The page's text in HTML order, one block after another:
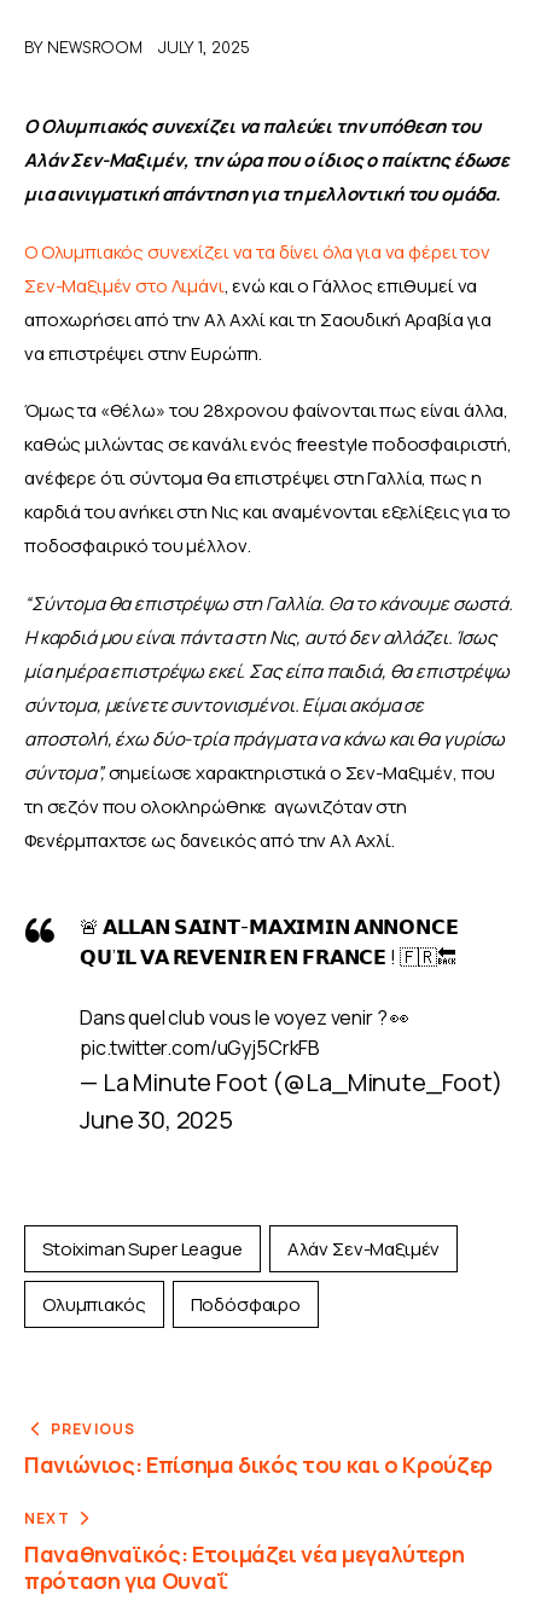
ΑΦΙΕΡΩΜΑΤΑ
MEET THE TEAM
BY NEWSROOM JULY 1, 2025
Ο Ολυμπιακός συνεχίζει να παλεύει την υπόθεση του
Αλάν Σεν-Μαξιμέν, την ώρα που ο ίδιος ο παίκτης έδωσε
μια αινιγματική απάντηση για τη μελλοντική του ομάδα.
Ο Ολυμπιακός συνεχίζει να τα δίνει όλα για να φέρει τον
Σεν-Μαξιμέν στο Λιμάνι, ενώ και ο Γάλλος επιθυμεί να
αποχωρήσει από την Αλ Αχλί και τη Σαουδική Αραβία για
να επιστρέψει στην Ευρώπη.
Όμως τα «θέλω» του 28χρονου φαίνονται πως είναι άλλα,
καθώς μιλώντας σε κανάλι ενός freestyle ποδοσφαιριστή,
ανέφερε ότι σύντομα θα επιστρέψει στη Γαλλία, πως η
καρδιά του ανήκει στη Νις και αναμένονται εξελίξεις για το
ποδοσφαιρικό του μέλλον.
“Σύντομα θα επιστρέψω στη Γαλλία. Θα το κάνουμε σωστά.
Η καρδιά μου είναι πάντα στη Νις, αυτό δεν αλλάζει. Ίσως
μία ημέρα επιστρέψω εκεί. Σας είπα παιδιά, θα επιστρέψω
σύντομα, μείνετε συντονισμένοι. Είμαι ακόμα σε
αποστολή, έχω δύο-τρία πράγματα να κάνω και θα γυρίσω
σύντομα”, σημείωσε χαρακτηριστικά ο Σεν-Μαξιμέν, που
τη σεζόν που ολοκληρώθηκε  αγωνιζόταν στη
Φενέρμπαχτσε ως δανεικός από την Αλ Αχλί.
🚨 𝗔𝗟𝗟𝗔𝗡 𝗦𝗔𝗜𝗡𝗧-𝗠𝗔𝗫𝗜𝗠𝗜𝗡 𝗔𝗡𝗡𝗢𝗡𝗖𝗘
𝗤𝗨’𝗜𝗟 𝗩𝗔 𝗥𝗘𝗩𝗘𝗡𝗜𝗥 𝗘𝗡 𝗙𝗥𝗔𝗡𝗖𝗘 ! 🇫🇷🔙
Dans quel club vous le voyez venir ? 👀
pic.twitter.com/uGyj5CrkFB
— La Minute Foot (@La_Minute_Foot)
June 30, 2025
Stoiximan Super League Αλάν Σεν-Μαξιμέν
Ολυμπιακός Ποδόσφαιρο
PREVIOUS
Πανιώνιος: Επίσημα δικός του και ο Κρούζερ
NEXT
Παναθηναϊκός: Ετοιμάζει νέα μεγαλύτερη
πρόταση για Ουναΐ